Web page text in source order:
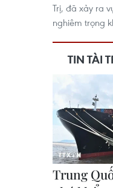
Trị, đã xảy ra
nghiêm trọng